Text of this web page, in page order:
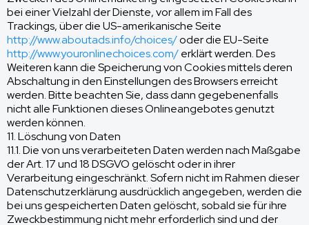
bei einer Vielzahl der Dienste, vor allem im Fall des
Trackings, über die US-amerikanische Seite
http://www.aboutads.info/choices/oder die EU-Seite
http://www.youronlinechoices.com/erklärt werden. Des
Weiteren kann die Speicherung von Cookies mittels deren
Abschaltung in den Einstellungen des Browsers erreicht
werden. Bitte beachten Sie, dass dann gegebenenfalls
nicht alle Funktionen dieses Onlineangebotes genutzt
werden können.
11. Löschung von Daten
11.1. Die von uns verarbeiteten Daten werden nach Maßgabe
der Art. 17 und 18 DSGVO gelöscht oder in ihrer
Verarbeitung eingeschränkt. Sofern nicht im Rahmen dieser
Datenschutzerklärung ausdrücklich angegeben, werden die
bei uns gespeicherten Daten gelöscht, sobald sie für ihre
Zweckbestimmung nicht mehr erforderlich sind und der